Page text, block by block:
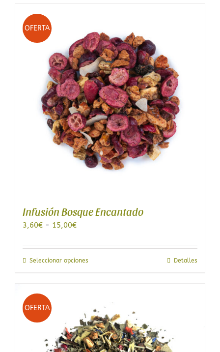
OFERTA
Infusión Bosque Encantado
3,60€ - 15,00€Rango
precios:
desde
Seleccionar opcionesEste
Las
opciones
se
pueden
Detalles
OFERTA